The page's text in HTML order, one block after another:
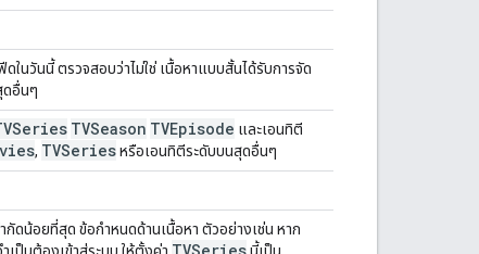
นวันนี้ ตรวจสอบว่าไม่ใช่ เนื้อหาแบบสั้นได้รับการจัด
ดอื่นๆ
TVSeason TVEpisode และเอนทิตี
, TVSeriesหรือเอนทิตีระดับบนสุดอื่นๆ
กัดน้อยที่สุด ข้อกำหนดด้านเนื้อหา ตัวอย่างเช่น หาก